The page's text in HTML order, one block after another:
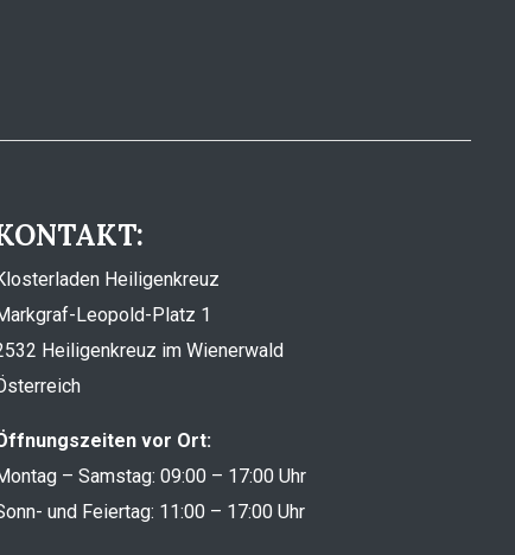
Heiligenkreuz
Leopold-Platz 1
Heiligenkreuz im Wienerwald
vor Ort:
– Samstag: 09:00 – 17:00 Uhr
und Feiertag: 11:00 – 17:00 Uhr